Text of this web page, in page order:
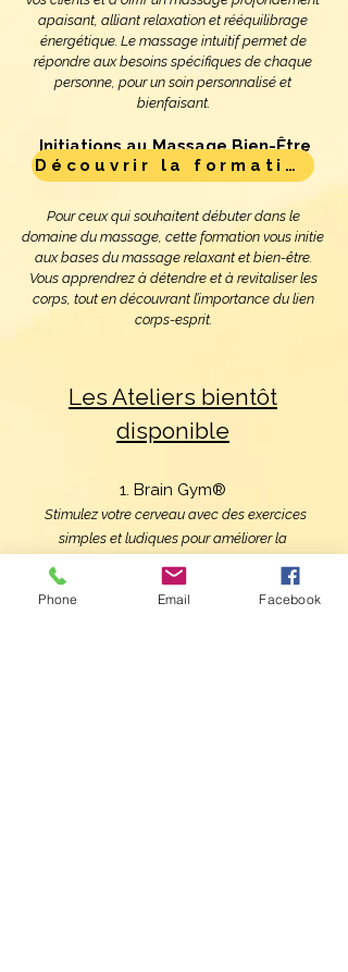
apaisant, alliant relaxation et rééquilibrage
énergétique. Le massage intuitif permet de
répondre aux besoins spécifiques de chaque
personne, pour un soin personnalisé et
bienfaisant.
Initiations au Massage Bien-Être
Pour ceux qui souhaitent débuter dans le
domaine du massage, cette formation vous initie
aux bases du massage relaxant et bien-être.
Vous apprendrez à détendre et à revitaliser les
corps, tout en découvrant l’importance du lien
corps-esprit.
Les Ateliers bientôt
disponible
1. Brain Gym®
Stimulez votre cerveau avec des exercices
simples et ludiques pour améliorer la
concentration, réduire le stress et favoriser la
mémoire.
Découvrir la formation
Phone Email Facebook